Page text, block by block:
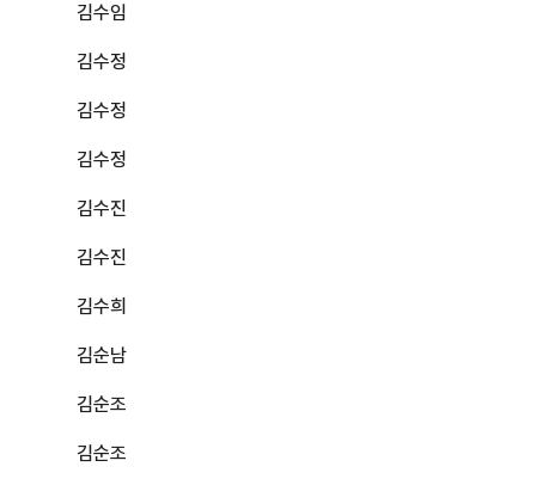
김수임
김수정
김수정
김수정
김수진
김수진
김수희
김순남
김순조
김순조